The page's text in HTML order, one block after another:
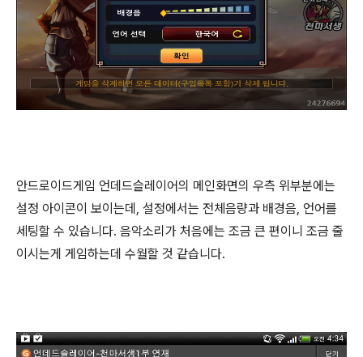
안드로이드게임 언데드슬레이어의 메인화면의 우측 위부분에는
설정 아이콘이 보이는데, 설정에서는 전체음량과 배경음, 언어를
세팅할 수 있습니다. 음악소리가 처음에는 조금 큰 편이니 조금 줄
이시는게 게임하는데 수월할 것 같습니다.